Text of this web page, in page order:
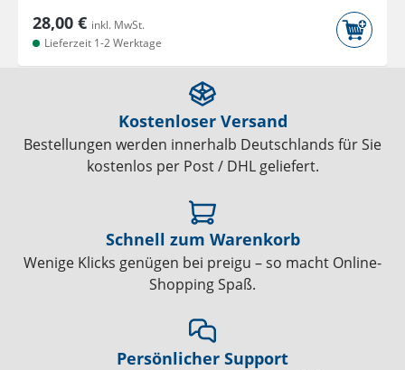
28,00 € inkl. MwSt.
Lieferzeit 1-2 Werktage
Kostenloser Versand
Bestellungen werden innerhalb Deutschlands für Sie
kostenlos per Post / DHL geliefert.
Schnell zum Warenkorb
Wenige Klicks genügen bei preigu – so macht Online-
Shopping Spaß.
Persönlicher Support